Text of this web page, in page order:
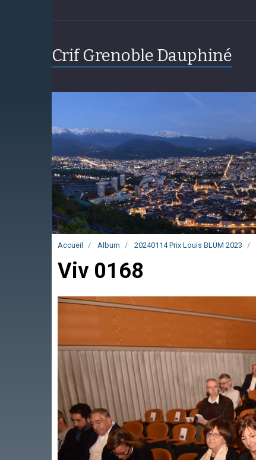
Crif Grenoble Dauphiné
Accueil Album 20240114 Prix Louis BLUM 2023
Viv 0168